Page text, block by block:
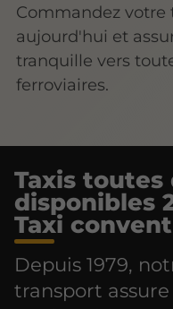
Commandez votre
aujourd'hui et
tranquille vers
ferroviaires.
Taxis toutes
disponibles
Taxi
Depuis 1979,
transport